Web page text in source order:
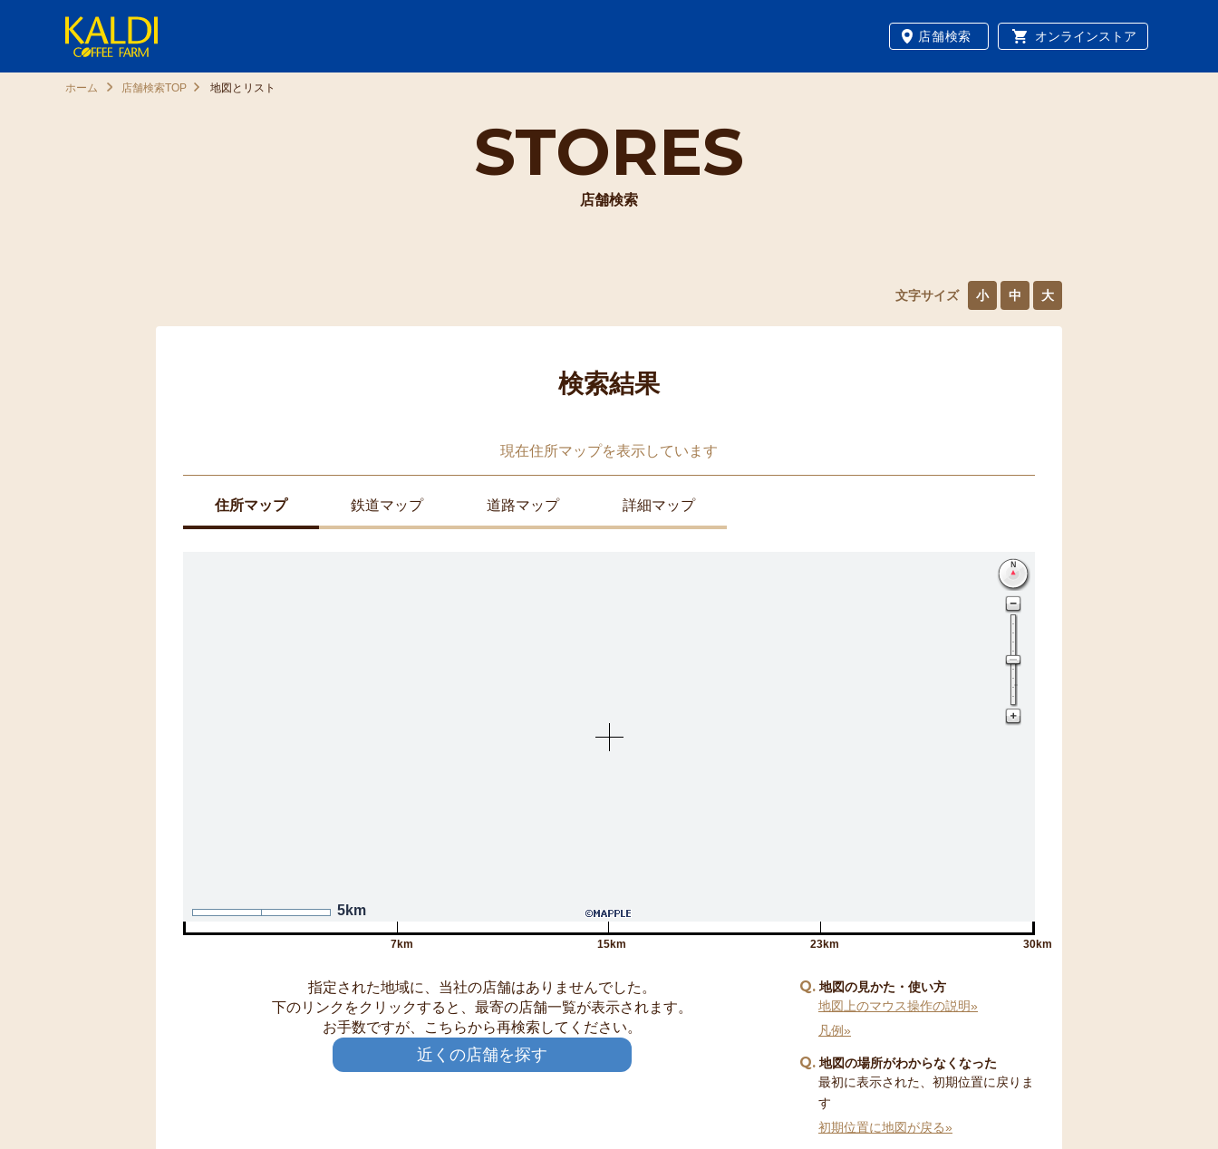
店舗検索 オンラインストア
STORES
店舗検索
ホーム 店舗検索TOP 地図とリスト
文字サイズ 小 中 大
検索結果
現在住所マップを表示しています
住所マップ 鉄道マップ 道路マップ 詳細マップ
5km
7km 15km 23km 30km
指定された地域に、当社の店舗はありませんでした。
下のリンクをクリックすると、最寄の店舗一覧が表示されます。
お手数ですが、こちらから再検索してください。
近くの店舗を探す
Q 地図の見かた・使い方
地図上のマウス操作の説明»
凡例»
Q 地図の場所がわからなくなった
最初に表示された、初期位置に戻りま
す
初期位置に地図が戻る»